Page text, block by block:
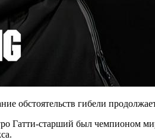
обстоятельств гибели
Гатти-старший был чемпионом